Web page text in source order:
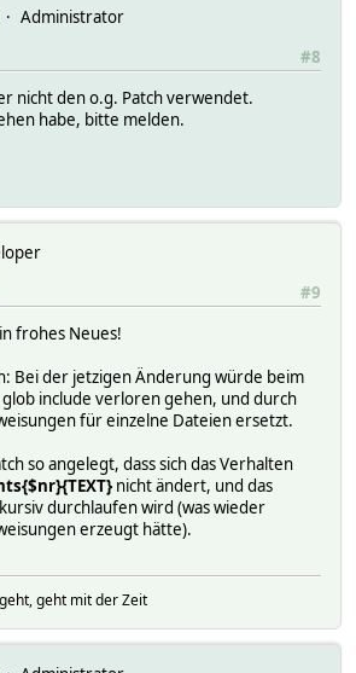
Administrator
#8
nicht den o.g. Patch verwendet.
habe, bitte melden.
#9
frohes Neues!
Bei der jetzigen Änderung würde beim
glob include verloren gehen, und durch
für einzelne Dateien ersetzt.
so angelegt, dass sich das Verhalten
nicht ändert, und das
durchlaufen wird (was wieder
erzeugt hätte).
geht mit der Zeit